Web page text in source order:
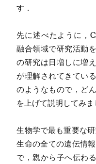
す．
先に述べたように，
融合領域で研究活動
の研究は日増しに増
が理解されてきてい
のようなもので，ど
を上げて説明してみま
生物学で最も重要な
生命の全ての遺伝情
で，親から子へ伝わ